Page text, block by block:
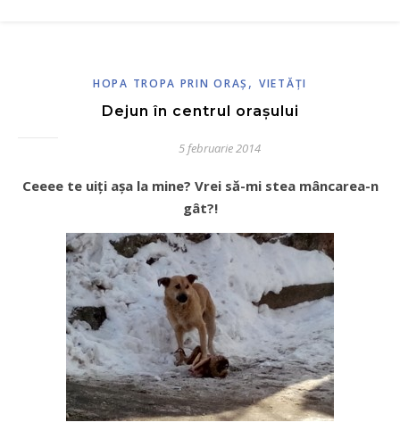
HOPA TROPA PRIN ORAŞ ,VIETĂŢI
Dejun în centrul oraşului
5 februarie 2014
Ceeee te uiţi aşa la mine? Vrei să-mi stea mâncarea-n
gât?!